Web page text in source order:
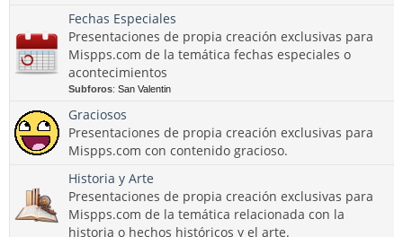
Fechas Especiales
Presentaciones de propia creación exclusivas para
Mispps.com de la temática fechas especiales o
acontecimientos
Subforos: San Valentin
Graciosos
Presentaciones de propia creación exclusivas para
Mispps.com con contenido gracioso.
Historia y Arte
Presentaciones de propia creación exclusivas para
Mispps.com de la temática relacionada con la
historia o hechos históricos y el arte.